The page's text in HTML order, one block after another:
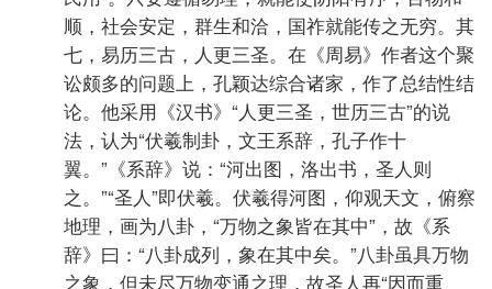
顺，社会安定，群生和洽，国祚就能传之无穷。其
七，易历三古，人更三圣。在《周易》作者这个聚
讼颇多的问题上，孔颖达综合诸家，作了总结性结
论。他采用《汉书》“人更三圣，世历三古”的说
法，认为“伏羲制卦，文王系辞，孔子作十
翼。”《系辞》说：“河出图，洛出书，圣人则
之。”“圣人”即伏羲。伏羲得河图，仰观天文，俯察
地理，画为八卦，“万物之象皆在其中”，故《系
辞》曰：“八卦成列，象在其中矣。”八卦虽具万物
之象，但未尽万物变通之理，故圣人再“因而重